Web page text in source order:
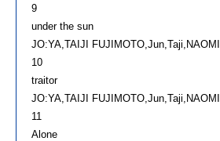
9
under the sun
JO:YA,TAIJI FUJIMOTO,Jun,Taji,NAOMI
10
traitor
JO:YA,TAIJI FUJIMOTO,Jun,Taji,NAOMI
11
Alone